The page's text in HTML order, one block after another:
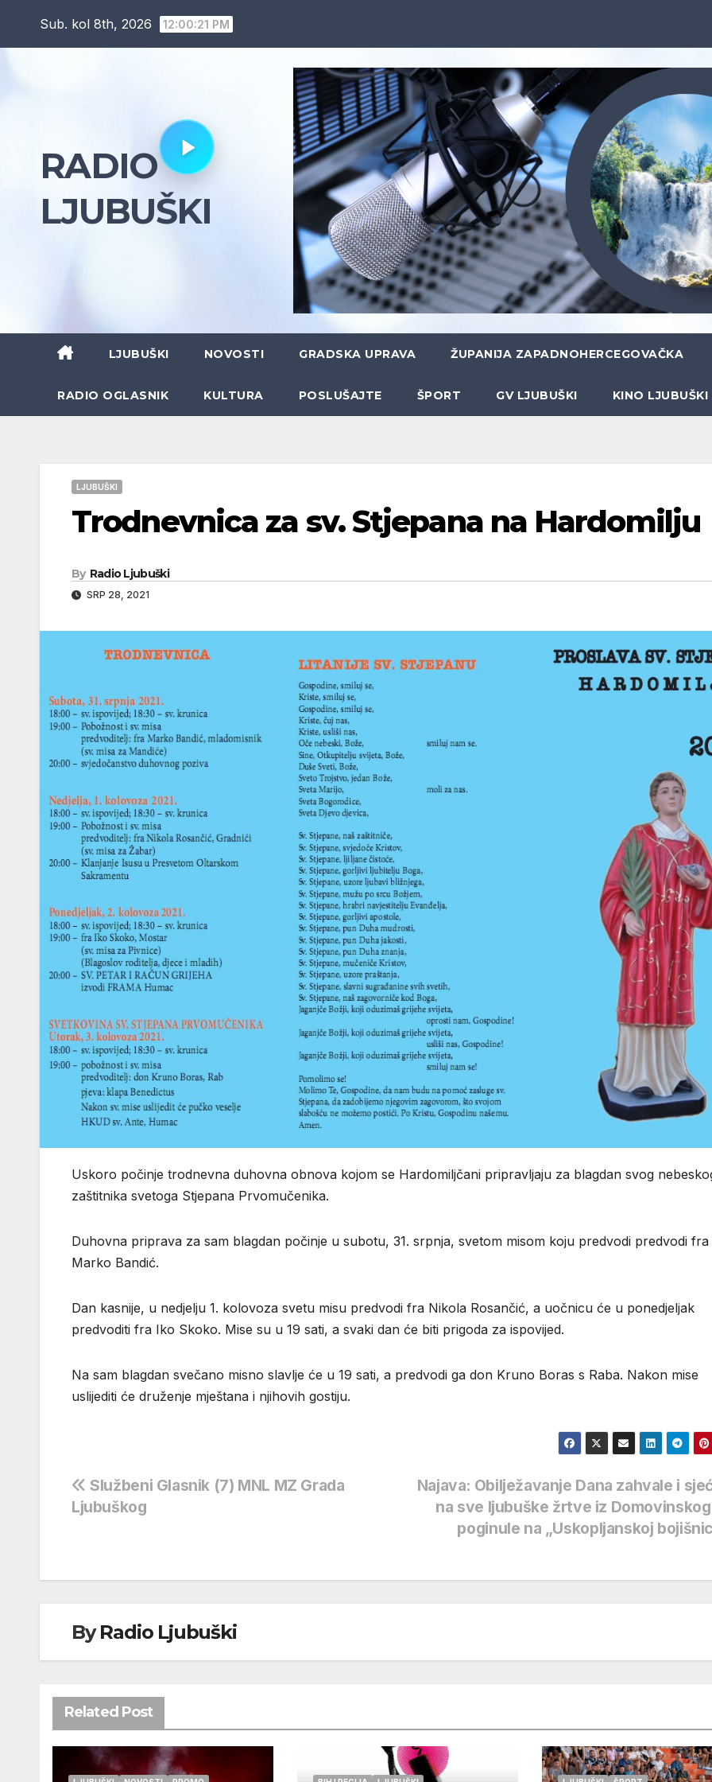
Sub. kol 8th, 2026 12:00:22 PM
RADIO
LJUBUŠKI
LJUBUŠKI NOVOSTI GRADSKA UPRAVA ŽUPANIJA ZAPADNOHERCEGOVAČKA
RADIO OGLASNIK KULTURA POSLUŠAJTE ŠPORT GV LJUBUŠKI KINO LJUBUŠKI
LJUBUŠKI
Trodnevnica za sv. Stjepana na Hardomilju
By Radio Ljubuški
SRP 28, 2021
Uskoro počinje trodnevna duhovna obnova kojom se Hardomiljčani pripravljaju za blagdan svog
zaštitnika svetoga Stjepana Prvomučenika.
Duhovna priprava za sam blagdan počinje u subotu, 31. srpnja, svetom misom koju predvodi predvodi fra
Marko Bandić.
Dan kasnije, u nedjelju 1. kolovoza svetu misu predvodi fra Nikola Rosančić, a uočnicu će u ponedjeljak
predvoditi fra Iko Skoko. Mise su u 19 sati, a svaki dan će biti prigoda za ispovijed.
Na sam blagdan svečano misno slavlje će u 19 sati, a predvodi ga don Kruno Boras s Raba. Nakon mise
uslijediti će druženje mještana i njihovih gostiju.
Navigacija
objava
Najava: Obilježavanje Dana zahvale i
na sve ljubuške žrtve iz
poginule na „Uskopljanskoj
Službeni Glasnik (7) MNL MZ Grada
Ljubuškog
ByRadio Ljubuški
Related Post